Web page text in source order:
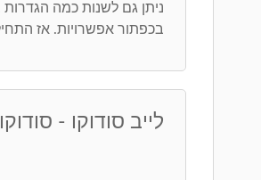
ניתן גם לשנות כמה
בכפתור אפשרויות. אז
לייב סודוקו -